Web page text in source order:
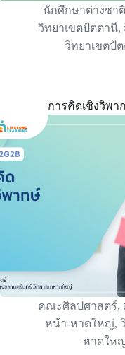
นักศึกษาต่างชา
วิทยาเขตปัตตานี,
วิทยาเขตปั
การคิดเชิงวิพา
คณะศิลปศาสตร์,
หน้า-หาดใหญ่,
หาดให